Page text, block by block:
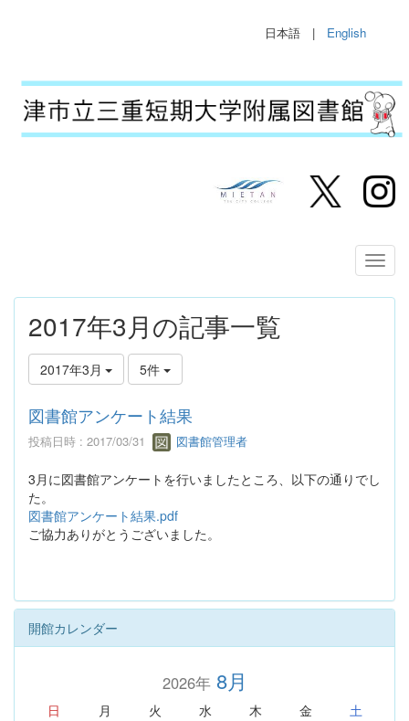
日本語 | English
2017年3月の記事一覧
2017年3月 5件
図書館アンケート結果
投稿日時 : 2017/03/31 図書館管理者
3月に図書館アンケートを行いましたところ、以下の通りでし
た。
図書館アンケート結果.pdf
ご協力ありがとうございました。
開館カレンダー
2026年8月
日 月 火 水 木 金 土